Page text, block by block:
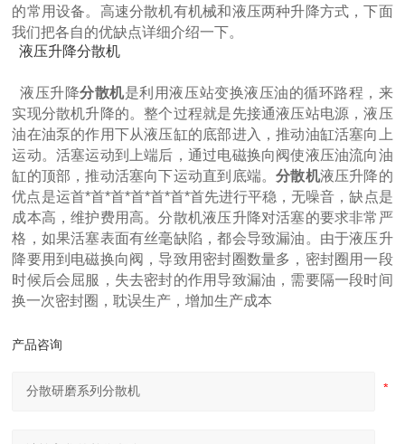
的常用设备。高速分散机有机械和液压两种升降方式，下面
我们把各自的优缺点详细介绍一下。
液压升降分散机
液压升降分散机是利用液压站变换液压油的循环路程，来
实现分散机升降的。整个过程就是先接通液压站电源，液压
油在油泵的作用下从液压缸的底部进入，推动油缸活塞向上
运动。活塞运动到上端后，通过电磁换向阀使液压油流向油
缸的顶部，推动活塞向下运动直到底端。分散机液压升降的
优点是运首*首*首*首*首*首*首先进行平稳，无噪音，缺点是
成本高，维护费用高。分散机液压升降对活塞的要求非常严
格，如果活塞表面有丝毫缺陷，都会导致漏油。由于液压升
降要用到电磁换向阀，导致用密封圈数量多，密封圈用一段
时候后会屈服，失去密封的作用导致漏油，需要隔一段时间
换一次密封圈，耽误生产，增加生产成本
产品咨询